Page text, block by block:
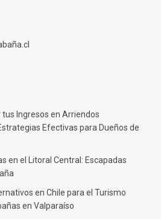
Ingresos en Arriendos
Efectivas para Dueños de
en el Litoral Central: Escapadas
en Chile para el Turismo
en Valparaíso